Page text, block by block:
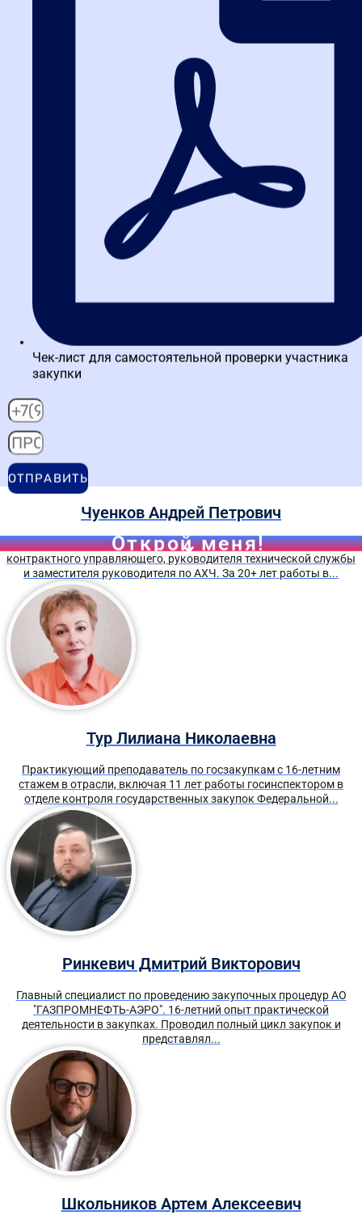
окупается сторицей
Знание законов — это не просто защита от штрафов. Это
возможность управлять своей карьерой. Специалист, который
разбирается в новых поправках, быстрее получает повышение,
его ценят в компании, ему доверяют сложные проекты.
Не ждите, пока конкуренты обойдут вас. Сделайте шаг к
экспертности уже сегодня. Запишитесь на
в Высшей школе закупок и получите не просто
сертификат, а реальные знания, которые работают.
Хотите узнать, какая программа подойдет именно вам?
Оставьте заявку на консультацию. Наши эксперты помогут
разобраться в вашей ситуации и подберут оптимальный курс.
Посмотрите программы для заказчиков
Чуенков Андрей Петрович
Эксперт-практик по закупкам, сочетающий компетенции
контрактного управляющего, руководителя технической службы
и заместителя руководителя по АХЧ. За 20+ лет работы в...
Тур Лилиана Николаевна
Практикующий преподаватель по госзакупкам с 16-летним
стажем в отрасли, включая 11 лет работы госинспектором в
отделе контроля государственных закупок Федеральной...
Ринкевич Дмитрий Викторович
Главный специалист по проведению закупочных процедур АО
"ГАЗПРОМНЕФТЬ-АЭРО". 16-летний опыт практической
деятельности в закупках. Проводил полный цикл закупок и
представлял...
Школьников Артем Алексеевич
Чек-лист для самостоятельной проверки участника
закупки
ОТПРАВИТЬ
Открой меня!